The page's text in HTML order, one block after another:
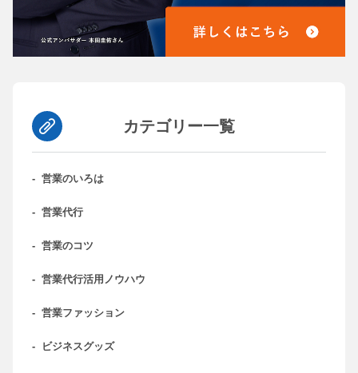
カテゴリー一覧
- 営業のいろは
- 営業代行
- 営業のコツ
- 営業代行活用ノウハウ
- 営業ファッション
- ビジネスグッズ